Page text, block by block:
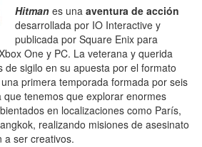
Hitman es unaaventura de acción
desarrollada por IO Interactive y
publicada por Square Enix para
One y PC. La veterana y querida
de sigilo en su apuesta por el formato
primera temporada formada por seis
que tenemos que explorar enormes
en localizaciones como París,
realizando misiones de asesinato
a ser creativos.